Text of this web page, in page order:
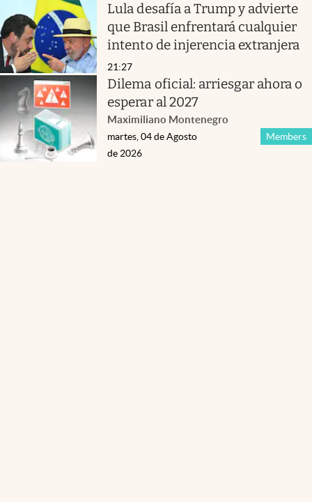
Lula desafía a Trump y advierte
que Brasil enfrentará cualquier
intento de injerencia extranjera
21:27
Dilema oficial: arriesgar ahora o
esperar al 2027
Maximiliano Montenegro
Members
martes, 04 de Agosto
de 2026